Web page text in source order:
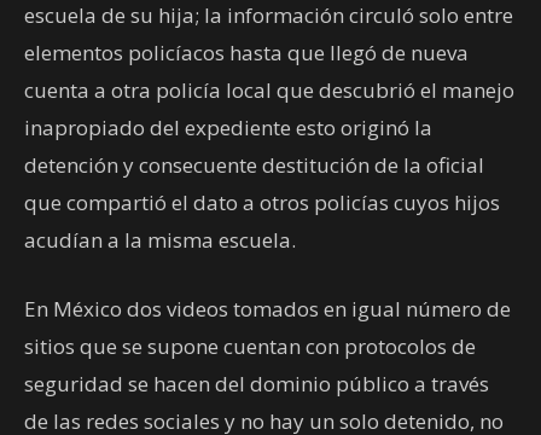
escuela de su hija; la información circuló solo entre
elementos policíacos hasta que llegó de nueva
cuenta a otra policía local que descubrió el manejo
inapropiado del expediente esto originó la
detención y consecuente destitución de la oficial
que compartió el dato a otros policías cuyos hijos
acudían a la misma escuela.
En México dos videos tomados en igual número de
sitios que se supone cuentan con protocolos de
seguridad se hacen del dominio público a través
de las redes sociales y no hay un solo detenido, no